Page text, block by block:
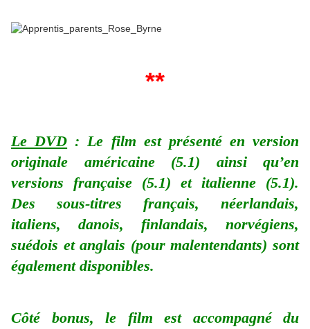
**
Le DVD : Le film est présenté en version
originale américaine (5.1) ainsi qu’en
versions française (5.1) et italienne (5.1).
Des sous-titres français, néerlandais,
italiens, danois, finlandais, norvégiens,
suédois et anglais (pour malentendants) sont
également disponibles.
Côté bonus, le film est accompagné du